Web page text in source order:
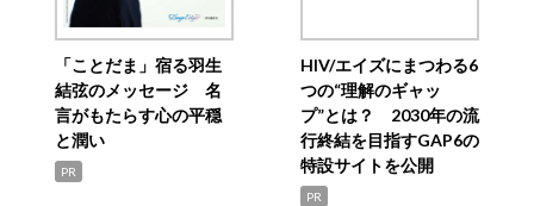
「ことだま」宿る羽生
結弦のメッセージ 名
言がもたらす心の平穏
と潤い
PR
HIV/エイズにまつわる6
つの“理解のギャッ
プ”とは？ 2030年の流
行終結を目指すGAP6の
特設サイトを公開
PR